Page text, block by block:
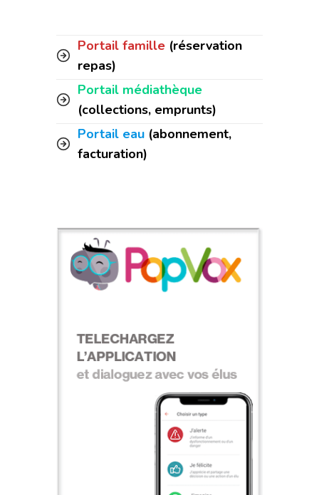
Portail famille (réservation
repas)
Portail médiathèque
(collections, emprunts)
Portail eau (abonnement,
facturation)